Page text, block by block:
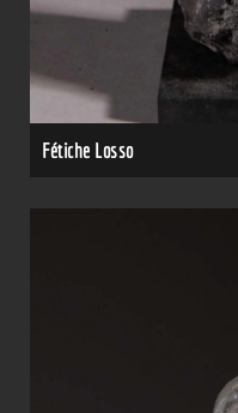
Fétiche Losso